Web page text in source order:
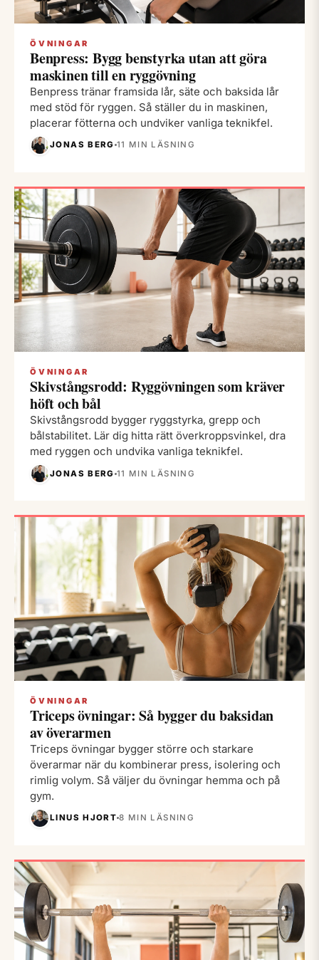
ÖVNINGAR
Benpress: Bygg benstyrka utan att göra
maskinen till en ryggövning
Benpress tränar framsida lår, säte och baksida lår
med stöd för ryggen. Så ställer du in maskinen,
placerar fötterna och undviker vanliga teknikfel.
JONAS BERG 11 MIN LÄSNING
ÖVNINGAR
Skivstångsrodd: Ryggövningen som kräver
höft och bål
Skivstångsrodd bygger ryggstyrka, grepp och
bålstabilitet. Lär dig hitta rätt överkroppsvinkel, dra
med ryggen och undvika vanliga teknikfel.
JONAS BERG 11 MIN LÄSNING
ÖVNINGAR
Triceps övningar: Så bygger du baksidan
av överarmen
Triceps övningar bygger större och starkare
överarmar när du kombinerar press, isolering och
rimlig volym. Så väljer du övningar hemma och på
gym.
LINUS HJORT 8 MIN LÄSNING